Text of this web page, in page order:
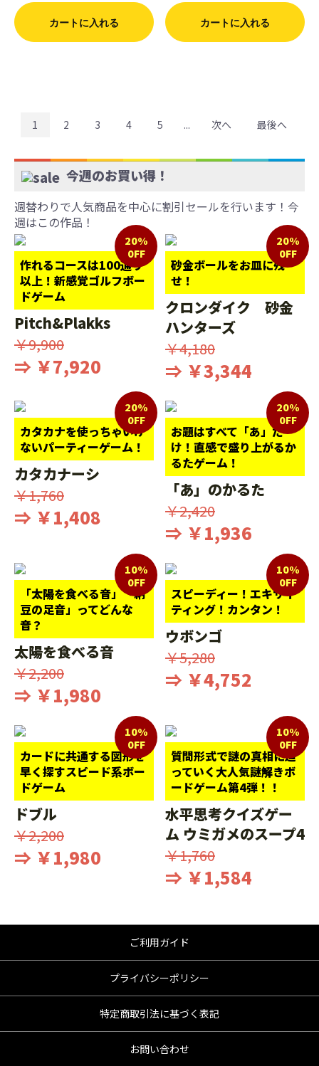
カートに入れる カートに入れる
1 2 3 4 5 ... 次へ 最後へ
今週のお買い得！
週替わりで人気商品を中心に割引セールを行います！今
週はこの作品！
作れるコースは100通り
以上！新感覚ゴルフボー
ドゲーム
20%
0FF
Pitch&Plakks
￥9,900
⇒ ￥7,920
砂金ボールをお皿に残
せ！
20%
0FF
クロンダイク 砂金
ハンターズ
￥4,180
⇒ ￥3,344
カタカナを使っちゃいけ
ないパーティーゲーム！
20%
0FF
カタカナーシ
￥1,760
⇒ ￥1,408
お題はすべて「あ」だ
け！直感で盛り上がるか
るたゲーム！
20%
0FF
「あ」のかるた
￥2,420
⇒ ￥1,936
「太陽を食べる音」「納
豆の足音」ってどんな
音？
10%
0FF
太陽を食べる音
￥2,200
⇒ ￥1,980
スピーディー！エキサイ
ティング！カンタン！
10%
0FF
ウボンゴ
￥5,280
⇒ ￥4,752
カードに共通する図形を
早く探すスピード系ボー
ドゲーム
10%
0FF
ドブル
￥2,200
⇒ ￥1,980
質問形式で謎の真相に迫
っていく大人気謎解きボ
ードゲーム第4弾！！
10%
0FF
水平思考クイズゲー
ム ウミガメのスープ4
￥1,760
⇒ ￥1,584
ご利用ガイド
プライバシーポリシー
特定商取引法に基づく表記
お問い合わせ